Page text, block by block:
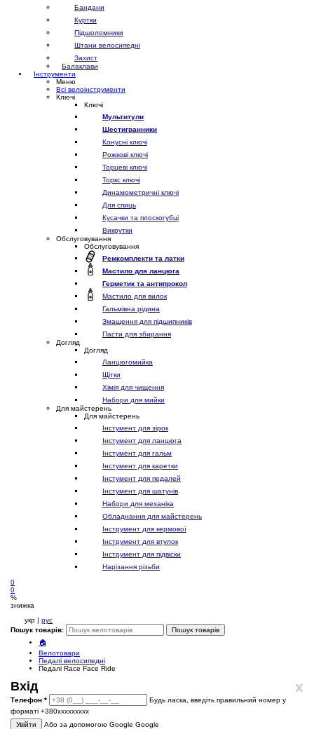
Бандани
Куртки
Підшоломники
Штани велосипедні
Захист
Балаклави
Інструменти
Меню
Всі велоінструменти
Ключі
Ключі
Мультитули
Шестигранники
Конусні ключі
Рожкові ключі
Торцеві ключі
Торкс ключі
Динамометричні ключі
Для спиць
Кусачки та плоскогубці
Викрутки
Обслуговування
Обслуговування
Ремкомплекти та латки
Мастило для ланцюга
Герметик та антипрокол
Мастило для вилок
Гальмівна рідина
Змащення для підшипників
Пасти для збирання
Догляд
Догляд
Ланцюгомийка
Щітки
Хімія для чищення
Набори для мийки
Для майстерень
Для майстерень
Інстумент для зірок
Інстумент для ланцюга
Інстумент для гальм
Інстумент для каретки
Інстумент для педалей
Інстумент для шатунів
Набори для механіка
Обладнання для майстерень
Інструмент для кермової
Інструмент для втулок
Інструмент для підвіски
Нарізання різьби
0
0
%
знижка
укр | рус
Пошук товарів:
Пошук товарів
🏠
Велотовари
Педалі велосипедні
Педалі Race Face Ride
x
Вхід
Телефон *
Будь ласка, введіть правильний номер у
форматі +380ххххххххх
Увійти
Або за допомогою Google Google